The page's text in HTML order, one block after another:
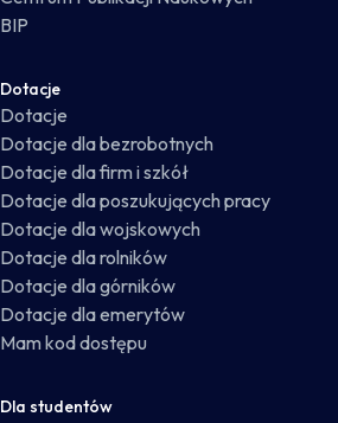
BIP
Dotacje
Dotacje
Dotacje dla bezrobotnych
Dotacje dla firm i szkół
Dotacje dla poszukujących pracy
Dotacje dla wojskowych
Dotacje dla rolników
Dotacje dla górników
Dotacje dla emerytów
Mam kod dostępu
Dla studentów